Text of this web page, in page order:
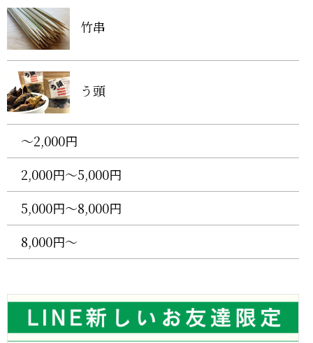
竹串
う頭
〜2,000円
2,000円〜5,000円
5,000円〜8,000円
8,000円〜